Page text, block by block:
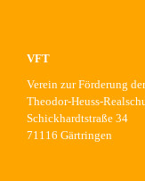
VFT
Verein zur Förderung der
Theodor-Heuss-
Schickhardtstraße 34
71116 Gärtringen